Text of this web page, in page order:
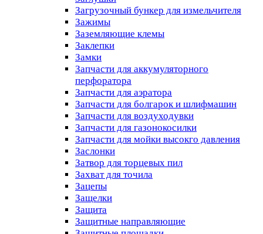
Загрузочный бункер для измельчителя
Зажимы
Заземляющие клемы
Заклепки
Замки
Запчасти для аккумуляторного
перфоратора
Запчасти для аэратора
Запчасти для болгарок и шлифмашин
Запчасти для воздуходувки
Запчасти для газонокосилки
Запчасти для мойки высокго давления
Заслонки
Затвор для торцевых пил
Захват для точила
Зацепы
Защелки
Защита
Защитные направляющие